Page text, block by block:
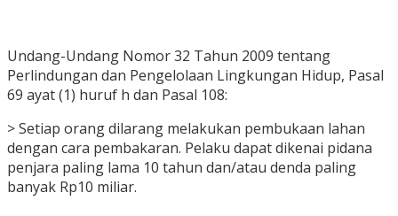
Undang-Undang Nomor 32 Tahun 2009 tentang
Perlindungan dan Pengelolaan Lingkungan Hidup, Pasal
69 ayat (1) huruf h dan Pasal 108:
> Setiap orang dilarang melakukan pembukaan lahan
dengan cara pembakaran. Pelaku dapat dikenai pidana
penjara paling lama 10 tahun dan/atau denda paling
banyak Rp10 miliar.